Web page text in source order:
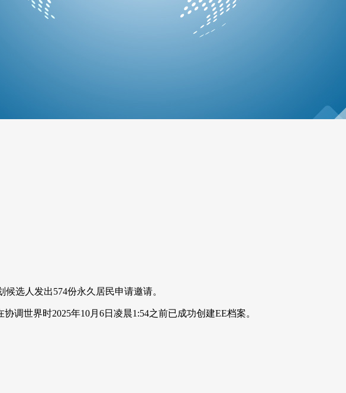
选人发出574份永久居民申请邀请。
调世界时2025年10月6日凌晨1:54之前已成功创建EE档案。